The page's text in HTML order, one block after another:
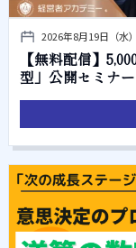
2026年8月19日（水
【無料配信】
型」公開セミナー